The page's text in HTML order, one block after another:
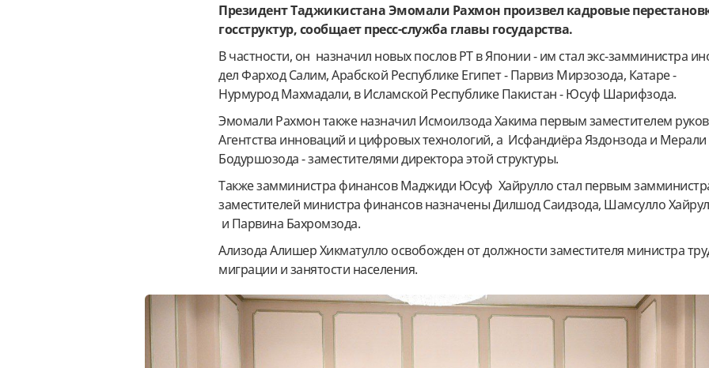
Президент Таджикистана Эмомали Рахмон произвел кадровые
госструктур, сообщает пресс-служба главы государства.
В частности, он назначил новых послов РТ в Японии - им стал экс-замминистра
дел Фарход Салим, Арабской Республике Египет - Парвиз Мирзозода, Катаре -
Нурмурод Махмадали, в Исламской Республике Пакистан - Юсуф Шарифзода.
Эмомали Рахмон также назначил Исмоилзода Хакима первым заместителем
Агентства инноваций и цифровых технологий, а Исфандиёра Яздонзода и Мерали
Бодуршозода - заместителями директора этой структуры.
Также замминистра финансов Маджиди Юсуф Хайрулло стал первым
заместителей министра финансов назначены ДилшодСаидзода, Шамсулло
и Парвина Бахромзода.
Ализода Алишер Хикматулло освобожден от должности заместителя министра
миграции и занятости населения.